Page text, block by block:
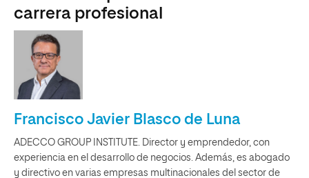
carrera profesional
Francisco Javier Blasco de Luna
ADECCO GROUP INSTITUTE. Director y emprendedor, con
experiencia en el desarrollo de negocios. Además, es abogado
y directivo en varias empresas multinacionales del sector de